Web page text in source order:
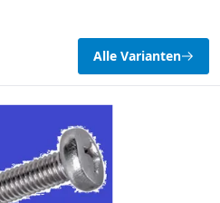
Alle Varianten